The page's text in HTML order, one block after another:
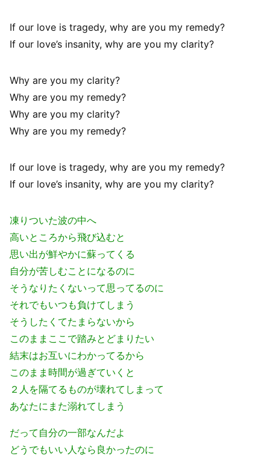
If our love is tragedy, why are you my remedy?
If our love’s insanity, why are you my clarity?
Why are you my clarity?
Why are you my remedy?
Why are you my clarity?
Why are you my remedy?
If our love is tragedy, why are you my remedy?
If our love’s insanity, why are you my clarity?
凍りついた波の中へ
高いところから飛び込むと
思い出が鮮やかに蘇ってくる
自分が苦しむことになるのに
そうなりたくないって思ってるのに
それでもいつも負けてしまう
そうしたくてたまらないから
このままここで踏みとどまりたい
結末はお互いにわかってるから
このまま時間が過ぎていくと
２人を隔てるものが壊れてしまって
あなたにまた溺れてしまう
だって自分の一部なんだよ
どうでもいい人なら良かったのに